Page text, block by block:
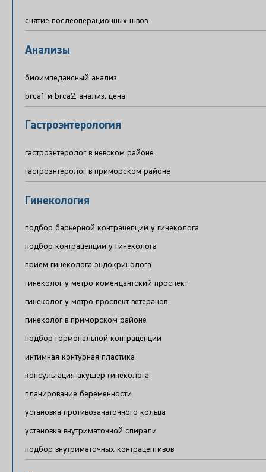
снятие послеоперационных швов
Анализы
биоимпедансный анализ
brca1 и brca2: анализ, цена
Гастроэнтерология
гастроэнтеролог в невском районе
гастроэнтеролог в приморском районе
Гинекология
подбор барьерной контрацепции у гинеколога
подбор контрацепции у гинеколога
прием гинеколога-эндокринолога
гинеколог у метро комендантский проспект
гинеколог у метро проспект ветеранов
гинеколог в приморском районе
подбор гормональной контрацепции
интимная контурная пластика
консультация акушер-гинеколога
планирование беременности
установка противозачаточного кольца
установка внутриматочной спирали
подбор внутриматочных контрацептивов